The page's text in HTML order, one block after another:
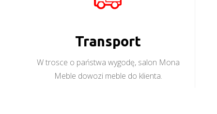
Transport
W trosce o państwa wygodę, salon Mona
Meble dowozi meble do klienta.